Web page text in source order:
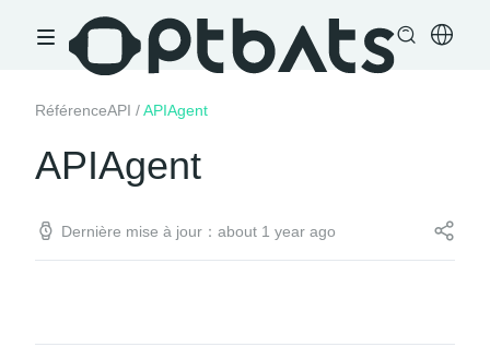
RéférenceAPI /APIAgent
APIAgent
Dernière mise à jour：about 1 year ago